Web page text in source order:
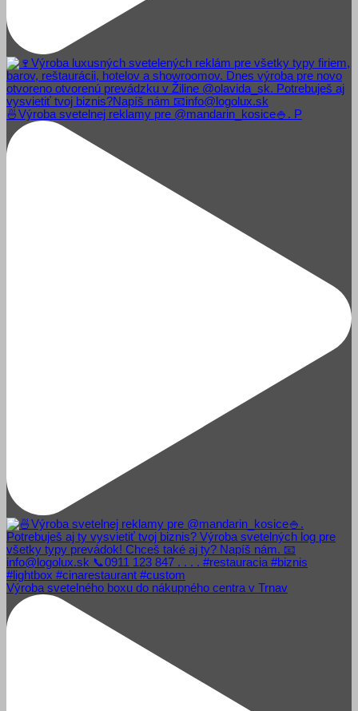
🍜Výroba svetelnej reklamy pre @mandarin_kosice🍚. P
Výroba svetelného boxu do nákupného centra v Trnav